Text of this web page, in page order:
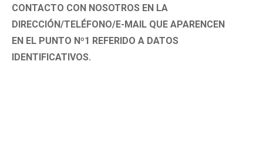
CONTACTO CON NOSOTROS EN LA
DIRECCIÓN/TELÉFONO/E-MAIL QUE APARENCEN
EN EL PUNTO Nº1 REFERIDO A DATOS
IDENTIFICATIVOS.